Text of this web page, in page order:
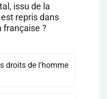
issu de la
repris dans
française ?
droits de l'homme